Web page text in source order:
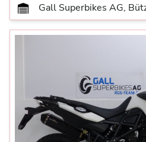
Gall Superbikes AG,